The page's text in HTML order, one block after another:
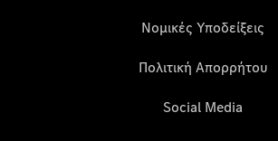
Νομικές Υποδείξεις
Πολιτική Απορρήτου
Social Media